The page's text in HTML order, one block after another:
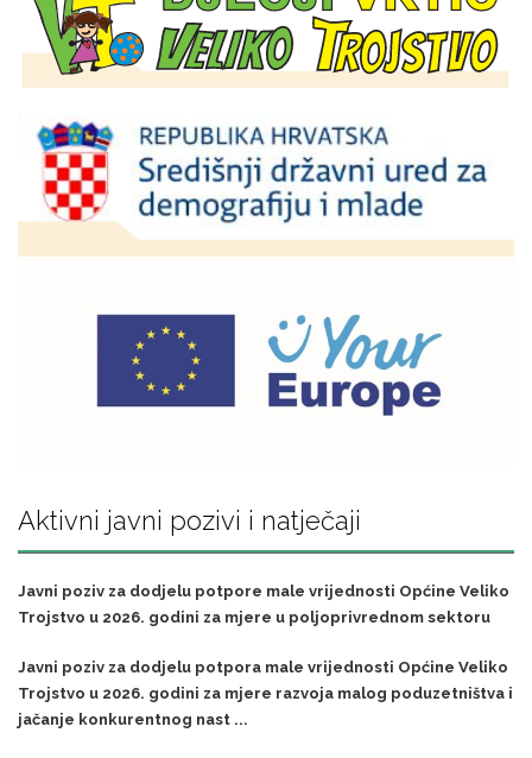
Aktivni javni pozivi i natječaji
Javni poziv za dodjelu potpore male vrijednosti Općine Veliko
Trojstvo u 2026. godini za mjere u poljoprivrednom sektoru
Javni poziv za dodjelu potpora male vrijednosti Općine Veliko
Trojstvo u 2026. godini za mjere razvoja malog poduzetništva i
jačanje konkurentnog nast ...